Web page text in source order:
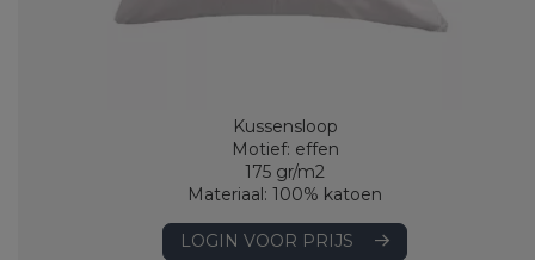
Kussensloop
Motief: effen
175 gr/m2
Materiaal: 100% katoen
LOGIN VOOR PRIJS